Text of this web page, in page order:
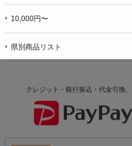
10,000円〜
県別商品リスト
クレジット・銀行振込・代金引換